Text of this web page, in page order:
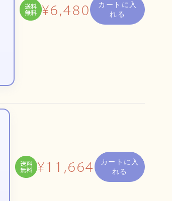
¥6,480
カートに入
れる
¥11,664
カートに入
れる